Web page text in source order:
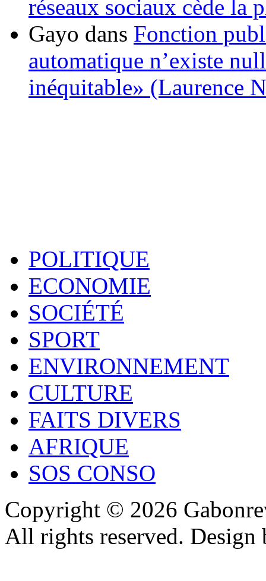
réseaux sociaux cède la
Gayo dans Fonction
automatique n’existe
inéquitable» (Laurence
POLITIQUE
ECONOMIE
SOCIÉTÉ
SPORT
ENVIRONNEMENT
CULTURE
FAITS DIVERS
AFRIQUE
SOS CONSO
Copyright © 2026
All rights reserved.